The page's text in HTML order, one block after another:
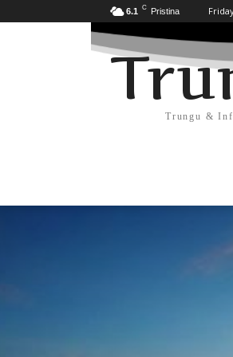
6.1 C Pristina
Trungu &